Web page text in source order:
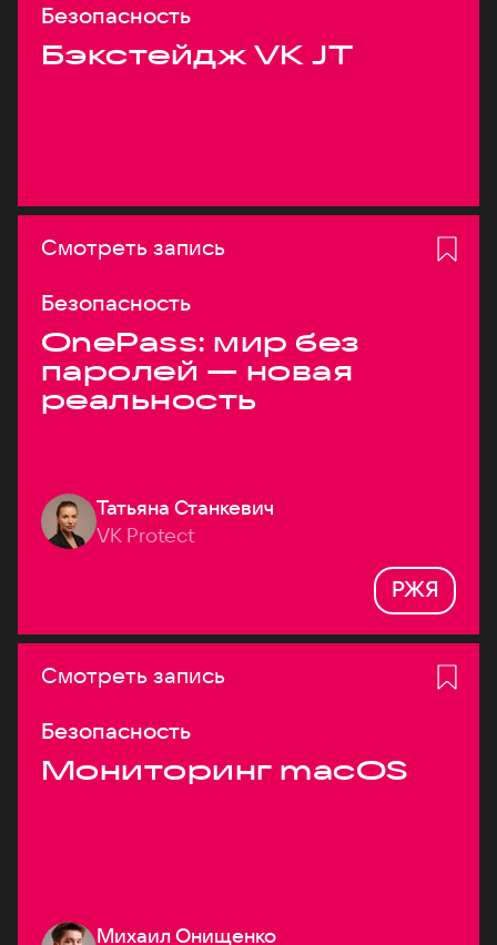
Безопасность
Бэкстейдж VK JT
Смотреть запись
Безопасность
OnePass: мир без
паролей — новая
реальность
Татьяна Станкевич
VK Protect
РЖЯ
Смотреть запись
Безопасность
Мониторинг macOS
Михаил Онищенко